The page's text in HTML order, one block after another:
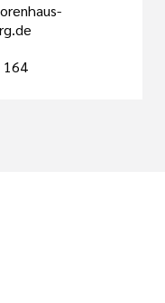
164